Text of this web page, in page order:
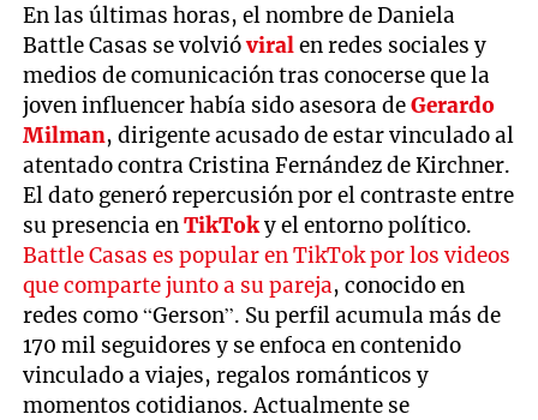
En las últimas horas, el nombre de Daniela
Battle Casas se volvióviralen redes sociales y
medios de comunicación tras conocerse que la
joven influencer había sido asesora deGerardo
Milman, dirigente acusado de estar vinculado al
atentado contra Cristina Fernández de Kirchner.
El dato generó repercusión por el contraste entre
su presencia enTikToky el entorno político.
Battle Casas es popular en TikTok por los videos
que comparte junto a su pareja, conocido en
redes como “Gerson”. Su perfil acumula más de
170 mil seguidores y se enfoca en contenido
vinculado a viajes, regalos románticos y
momentos cotidianos. Actualmente se